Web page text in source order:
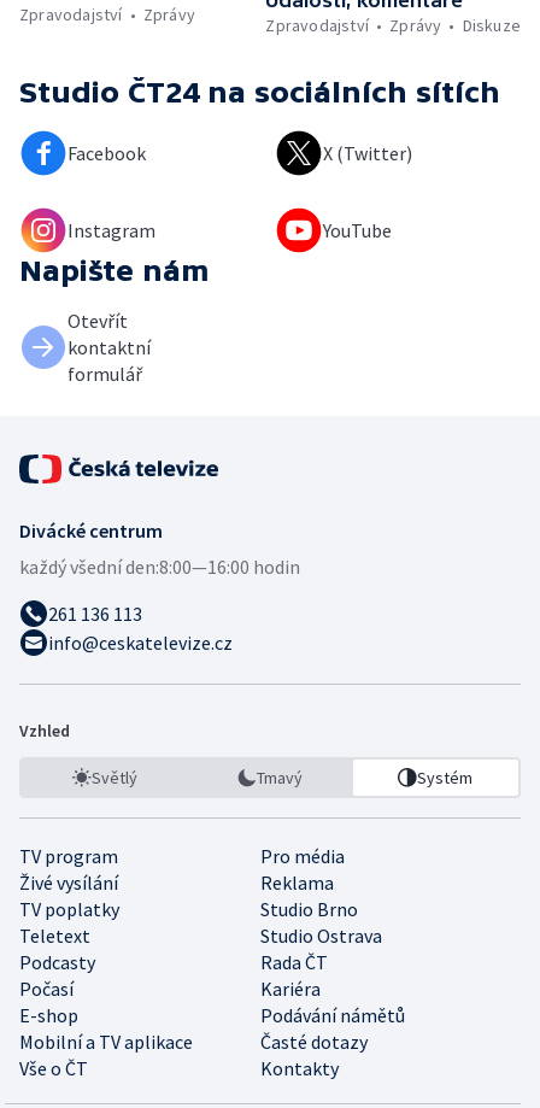
Zpravodajství
Zprávy
Zpravodajství
Zprávy Diskuze
Studio ČT24 na sociálních sítích
Facebook X (Twitter)
Instagram YouTube
Napište nám
Otevřít
kontaktní
formulář
Divácké centrum
každý všední den:8:00—16:00 hodin
261 136 113
info@ceskatelevize.cz
Vzhled
Světlý Tmavý Systém
TV program
Pro média
Živé vysílání
Reklama
TV poplatky
Studio Brno
Teletext
Studio Ostrava
Podcasty
Rada ČT
Počasí
Kariéra
E-shop
Podávání námětů
Mobilní a TV aplikace
Časté dotazy
Vše o ČT
Kontakty